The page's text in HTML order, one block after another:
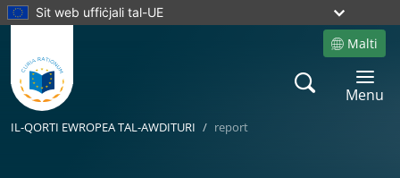
Sit web uffiċjali tal-UE
Malti
Site language
Search
Toggle
Menu
IL-QORTI EWROPEA TAL-AWDITURI report